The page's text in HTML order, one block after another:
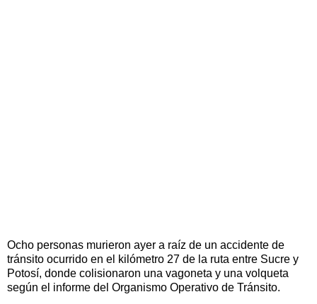
Ocho personas murieron ayer a raíz de un accidente de
tránsito ocurrido en el kilómetro 27 de la ruta entre Sucre y
Potosí, donde colisionaron una vagoneta y una volqueta
según el informe del Organismo Operativo de Tránsito.